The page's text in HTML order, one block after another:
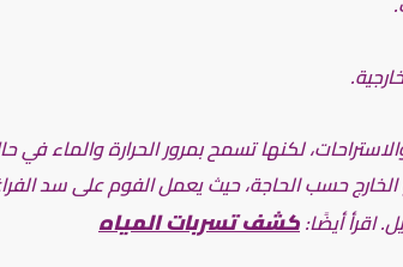
لكنها تسمح بمرور الحرارة والماء في
حسب الحاجة، حيث يعمل الفوم على سد
اقرأ أيضًا:كشف تسربات المياه